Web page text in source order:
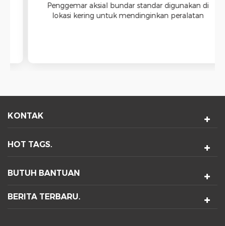
Penggemar aksial bundar standar digunakan di
lokasi kering untuk mendinginkan peralatan
KONTAK
HOT TAGS.
BUTUH BANTUAN
BERITA TERBARU.